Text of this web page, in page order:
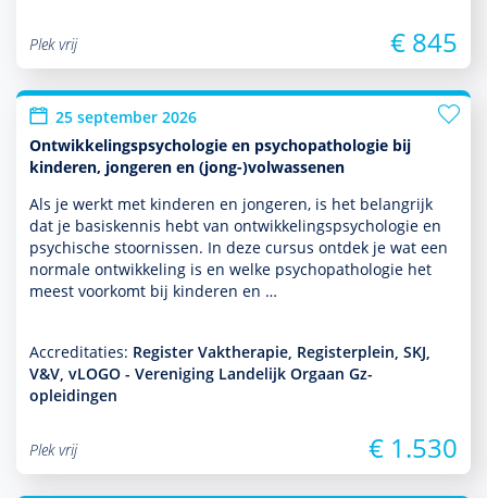
Plek vrij € 845
25 september 2026
Ontwikkelingspsychologie en psychopathologie bij
kinderen, jongeren en (jong-)volwassenen
Als je werkt met kin­de­ren en jongeren, is het belang­rijk
dat je basis­kennis hebt van ont­wikke­lingspsycho­logie en
psychische stoor­nissen. In deze cursus ontdek je wat een
normale ont­wikke­ling is en welke psycho­patho­logie het
meest voorkomt bij kin­de­ren en …
Accreditaties: Register Vaktherapie, Registerplein, SKJ,
V&V, vLOGO - Vereniging Landelijk Orgaan Gz-
opleidingen
Plek vrij € 1.530